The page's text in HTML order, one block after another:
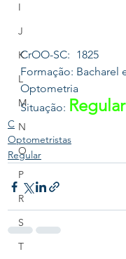
I
J
K
L
M
N
O
P
R
S
T
CrOO-SC:	1825
Formação:	Bacharel em Óptica e
Optometria
Situação: Regular
C
Optometristas
Regular